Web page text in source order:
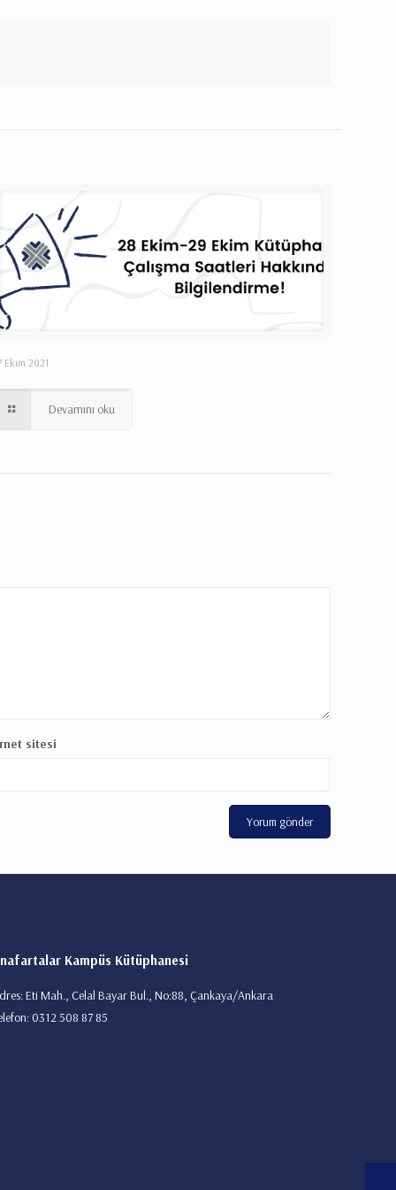
Ekim 2021
Devamını oku
sitesi
Kampüs Kütüphanesi
Eti Mah., Celal Bayar Bul., No:88, Çankaya/Ankara
0312 508 87 85